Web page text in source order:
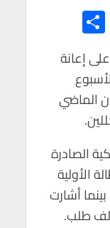
Te
le
gr
a
m
h
ar
e
إعانة
الماضي
الصادرة
الأولية
طلب إلى 234 ألفًا، بينما أشارت